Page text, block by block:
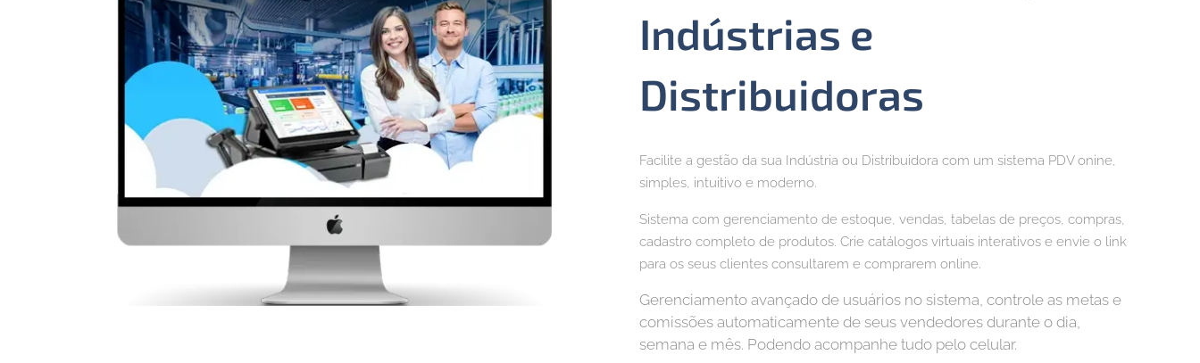
Indústrias e
Distribuidoras
Facilite a gestão da sua Indústria ou Distribuidora com um sistema PDV onine,
simples, intuitivo e moderno.
Sistema com gerenciamento de estoque, vendas, tabelas de preços, compras,
cadastro completo de produtos. Crie catálogos virtuais interativos e envie o link
para os seus clientes consultarem e comprarem online.
Gerenciamento avançado de usuários no sistema, controle as metas e
comissões automaticamente de seus vendedores durante o dia,
semana e mês. Podendo acompanhe tudo pelo celular.